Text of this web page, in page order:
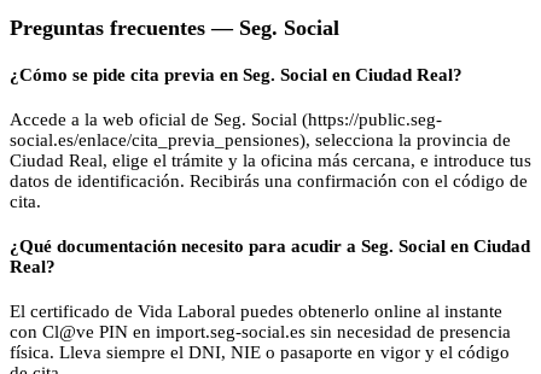
Preguntas frecuentes — Seg. Social
¿Cómo se pide cita previa en Seg. Social en Ciudad Real?
Accede a la web oficial de Seg. Social (https://public.seg-
social.es/enlace/cita_previa_pensiones), selecciona la provincia de
Ciudad Real, elige el trámite y la oficina más cercana, e introduce tus
datos de identificación. Recibirás una confirmación con el código de
cita.
¿Qué documentación necesito para acudir a Seg. Social en Ciudad
Real?
El certificado de Vida Laboral puedes obtenerlo online al instante
con Cl@ve PIN en import.seg-social.es sin necesidad de presencia
física. Lleva siempre el DNI, NIE o pasaporte en vigor y el código